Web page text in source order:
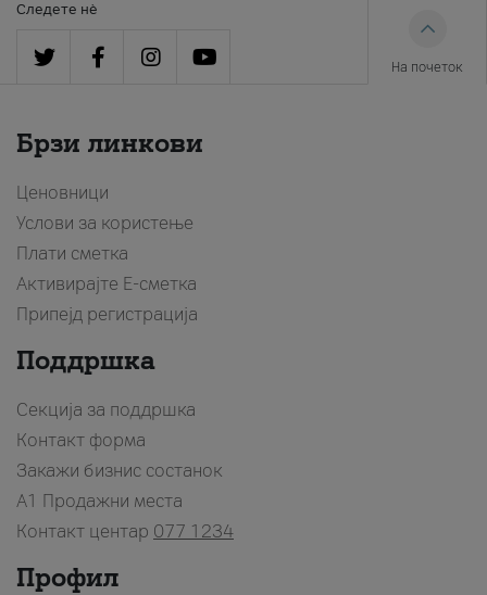
Следете нè
На почеток
Брзи линкови
Ценовници
Услови за користење
Плати сметка
Активирајте Е-сметка
Припејд регистрација
Поддршка
Секција за поддршка
Контакт форма
Закажи бизнис состанок
A1 Продажни места
Контакт центар 077 1234
Профил